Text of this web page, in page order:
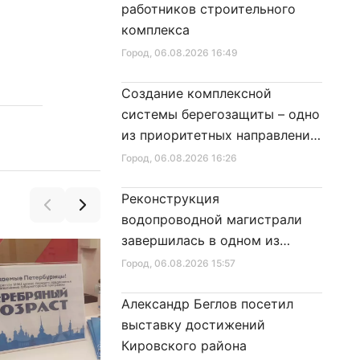
Город, 06.08.2026 16:49
работников строительного
комплекса
Город, 06.08.2026 16:26
Создание комплексной
системы берегозащиты – одно
из приоритетных направлений
развития Петербурга
Город, 06.08.2026 15:57
Реконструкция
водопроводной магистрали
завершилась в одном из
районов города
Александр Беглов посетил
выставку достижений
Кировского района